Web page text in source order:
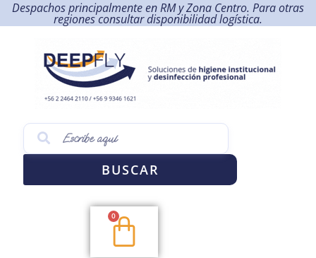
Despachos principalmente en RM y Zona Centro. Para otras
regiones consultar disponibilidad logística.
BUSCAR
0